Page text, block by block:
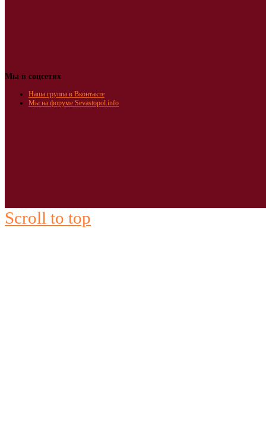
Мы в соцсетях
Наша группа в Вконтакте
Мы на форуме Sevastopol.info
Scroll to top